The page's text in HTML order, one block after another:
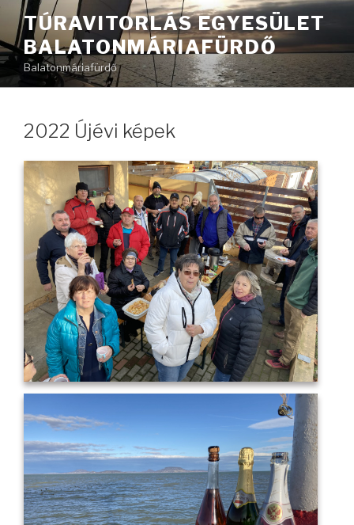
Tartalomhoz
TÚRAVITORLÁS EGYESÜLET
BALATONMÁRIAFÜRDŐ
Balatonmáriafürdő
2022 Újévi képek